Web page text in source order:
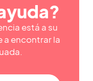
está a su
a encontrar la